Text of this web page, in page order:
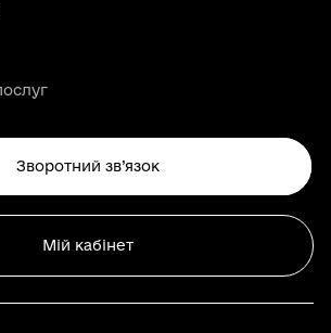
Зворотний зв’язок
Мій кабінет